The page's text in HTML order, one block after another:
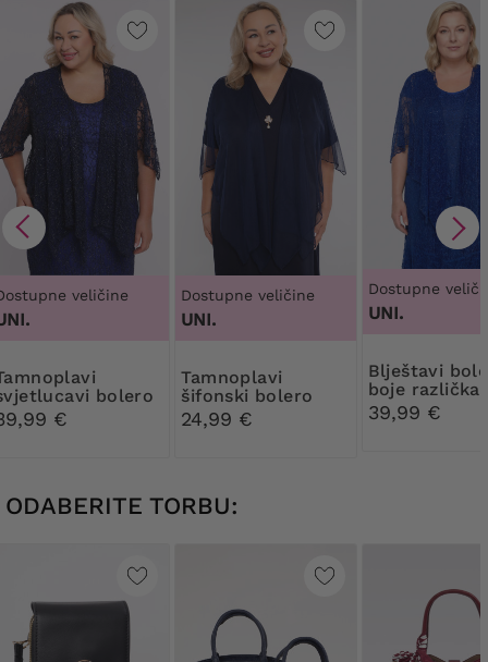
veličine
bolero
€
Dostupne veličine
UNI.
Tamnoplavi
šifonski bolero
24,99 €
Dostupne
UNI.
Blještavi bolero
boje različka
39,99 €
ODABERITE TORBU: